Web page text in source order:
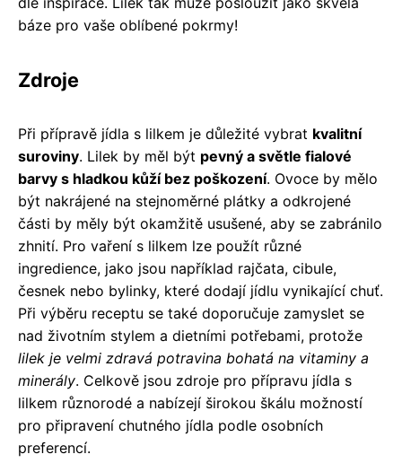
báze pro vaše oblíbené pokrmy!
Zdroje
Při přípravě jídla s lilkem je důležité vybrat kvalitní
suroviny. Lilek by měl být pevný a světle fialové
barvy s hladkou kůží bez poškození. Ovoce by mělo
být nakrájené na stejnoměrné plátky a odkrojené
části by měly být okamžitě usušené, aby se zabránilo
zhnití. Pro vaření s lilkem lze použít různé
ingredience, jako jsou například rajčata, cibule,
česnek nebo bylinky, které dodají jídlu vynikající chuť.
Při výběru receptu se také doporučuje zamyslet se
nad životním stylem a dietními potřebami, protože
lilek je velmi zdravá potravina bohatá na vitaminy a
minerály. Celkově jsou zdroje pro přípravu jídla s
lilkem různorodé a nabízejí širokou škálu možností
pro připravení chutného jídla podle osobních
preferencí.